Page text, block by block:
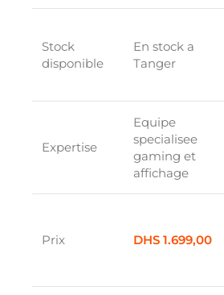
Stock
disponible
En stock a
Tanger
Expertise
Equipe
specialisee
gaming et
affichage
Prix DHS 1.699,00